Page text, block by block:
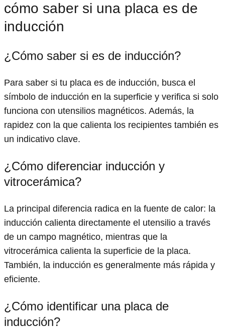
cómo saber si una placa es de
inducción
¿Cómo saber si es de inducción?
Para saber si tu placa es de inducción, busca el
símbolo de inducción en la superficie y verifica si solo
funciona con utensilios magnéticos. Además, la
rapidez con la que calienta los recipientes también es
un indicativo clave.
¿Cómo diferenciar inducción y
vitrocerámica?
La principal diferencia radica en la fuente de calor: la
inducción calienta directamente el utensilio a través
de un campo magnético, mientras que la
vitrocerámica calienta la superficie de la placa.
También, la inducción es generalmente más rápida y
eficiente.
¿Cómo identificar una placa de
inducción?